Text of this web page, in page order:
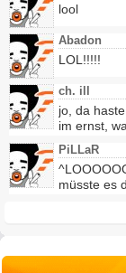
lool
Abadon
LOL!!!!!
ch. ill
jo, da
im ernst,
PiLLaR
müsste es